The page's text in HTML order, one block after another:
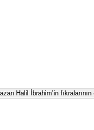
Halil İbrahim’in